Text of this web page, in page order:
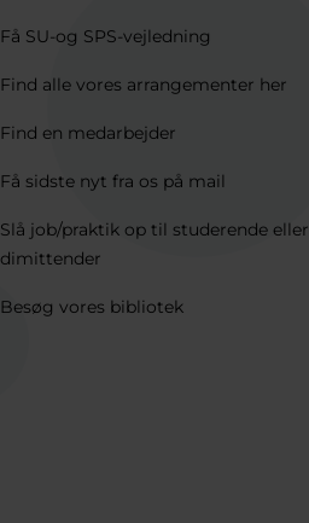
Få SU-og SPS-vejledning
Find alle vores arrangementer her
Find en medarbejder
Få sidste nyt fra os på mail
Slå job/praktik op til studerende eller
dimittender
Besøg vores bibliotek